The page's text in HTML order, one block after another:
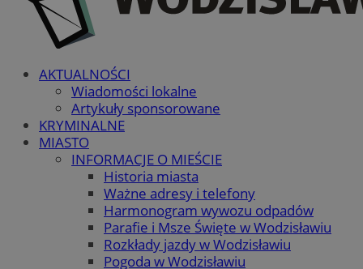
AKTUALNOŚCI
Wiadomości lokalne
Artykuły sponsorowane
KRYMINALNE
MIASTO
INFORMACJE O MIEŚCIE
Historia miasta
Ważne adresy i telefony
Harmonogram wywozu odpadów
Parafie i Msze Święte w Wodzisławiu
Rozkłady jazdy w Wodzisławiu
Pogoda w Wodzisławiu